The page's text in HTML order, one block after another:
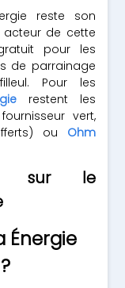
reste son
acteur de cette
pour les
de parrainage
Pour les
restent les
vert,
ou Ohm
sur le
Énergie